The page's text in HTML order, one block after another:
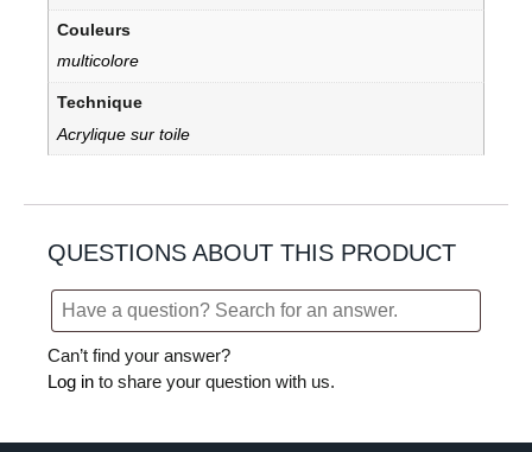
Couleurs
multicolore
Technique
Acrylique sur toile
QUESTIONS ABOUT THIS PRODUCT
Can’t find your answer?
Log in to share your question with us.